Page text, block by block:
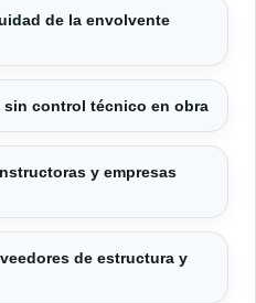
de la envolvente
sin control técnico en obra
y empresas
de estructura y